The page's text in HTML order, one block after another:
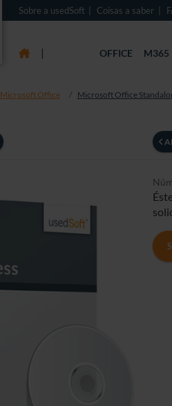
Sobre a usedSoft Coisas a saber
| OFFICE M365
Microsoft Office Microsoft Office